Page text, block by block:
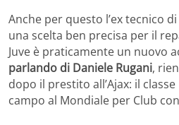
Anche per questo l’ex tecnico
una scelta ben precisa per il
Juve è praticamente un nuovo
parlando di Daniele Rugani,
dopo il prestito all’Ajax: il
campo al Mondiale per Club